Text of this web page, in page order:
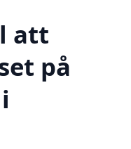
att
på